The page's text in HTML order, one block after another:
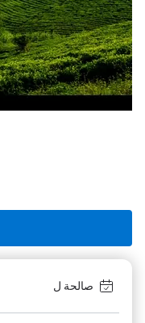
صالحة ل